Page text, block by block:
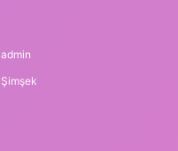
admin
Şimşek